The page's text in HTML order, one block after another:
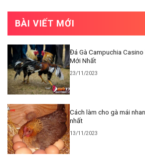
BÀI VIẾT MỚI
Đá Gà Campuchia Casino
Mới Nhất
23/11/2023
Cách làm cho gà mái
nhất
13/11/2023